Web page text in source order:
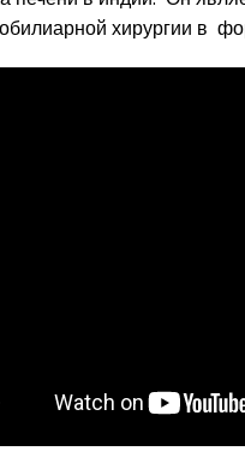
хирургии в